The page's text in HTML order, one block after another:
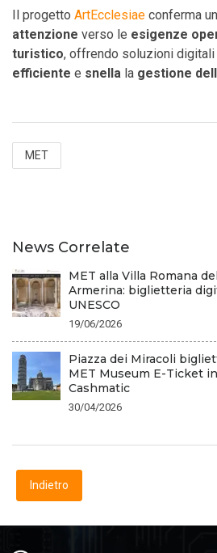
Il progetto ArtEcclesiae conferma
attenzione verso le esigenze
turistico, offrendo soluzioni digitali
efficiente e snella la gestione
MET
News Correlate
MET alla Villa Romana
Armerina: biglietteria
UNESCO
19/06/2026
Piazza dei Miracoli
MET Museum E-Ticket
Cashmatic
30/04/2026
Indietro